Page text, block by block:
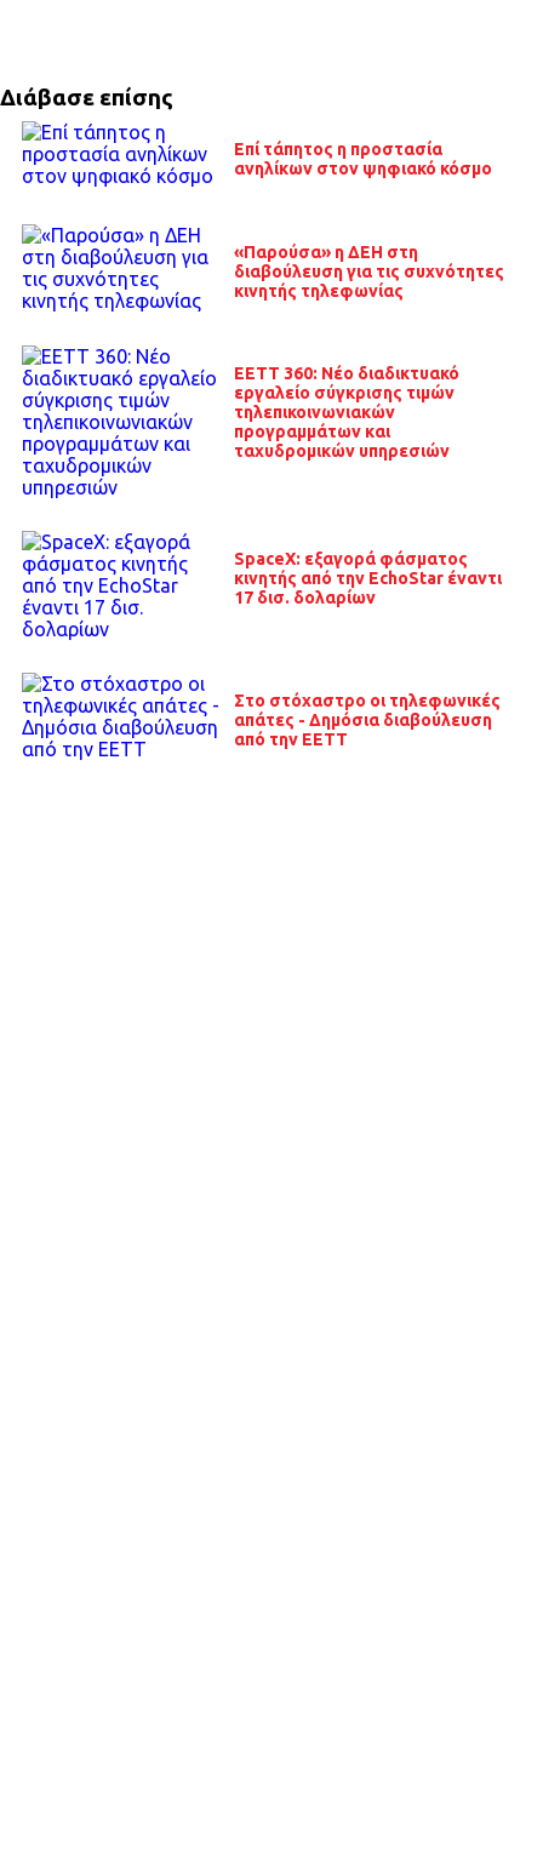
Διάβασε επίσης
Επί τάπητος η προστασία
ανηλίκων στον ψηφιακό κόσμο
«Παρούσα» η ΔΕΗ στη
διαβούλευση για τις συχνότητες
κινητής τηλεφωνίας
ΕΕΤΤ 360: Νέο διαδικτυακό
εργαλείο σύγκρισης τιμών
τηλεπικοινωνιακών
προγραμμάτων και
ταχυδρομικών υπηρεσιών
SpaceX: εξαγορά φάσματος
κινητής από την EchoStar έναντι
17 δισ. δολαρίων
Στο στόχαστρο οι τηλεφωνικές
απάτες - Δημόσια διαβούλευση
από την ΕΕΤΤ